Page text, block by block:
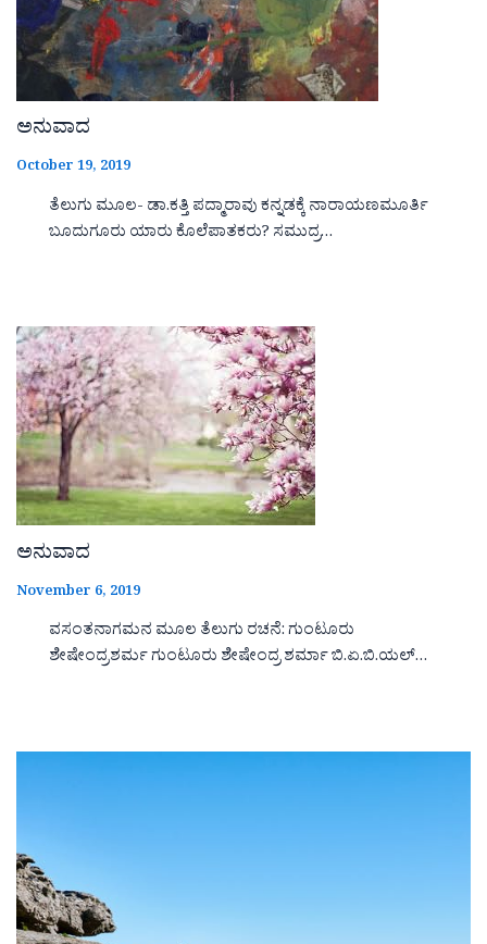
ಅನುವಾದ
October 19, 2019
ತೆಲುಗು ಮೂಲ- ಡಾ.ಕತ್ತಿ ಪದ್ಮಾರಾವು ಕನ್ನಡಕ್ಕೆ ನಾರಾಯಣಮೂರ್ತಿ
ಬೂದುಗೂರು ಯಾರು ಕೊಲೆಪಾತಕರು? ಸಮುದ್ರ…
ಅನುವಾದ
November 6, 2019
ವಸಂತನಾಗಮನ ಮೂಲ ತೆಲುಗು ರಚನೆ: ಗುಂಟೂರು
ಶೇಷೇಂದ್ರಶರ್ಮ ಗುಂಟೂರು ಶೇಷೇಂದ್ರ ಶರ್ಮಾ ಬಿ.ಏ.ಬಿ.ಯಲ್…